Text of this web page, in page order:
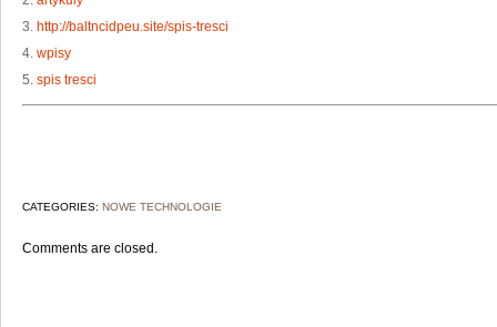
3. http://baltncidpeu.site/spis-tresci
4. wpisy
5. spis tresci
CATEGORIES: NOWE TECHNOLOGIE
Comments are closed.